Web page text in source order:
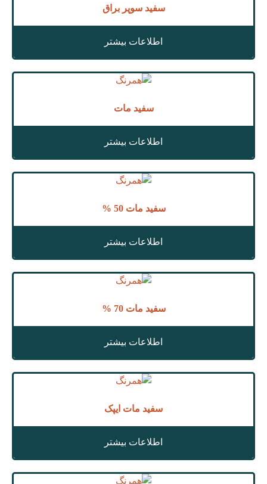
سفید سوپر براق
اطلاعات بیشتر
سفید مات
اطلاعات بیشتر
سفید مات 50 %
اطلاعات بیشتر
سفید مات 70 %
اطلاعات بیشتر
سفید مات ایپک
اطلاعات بیشتر